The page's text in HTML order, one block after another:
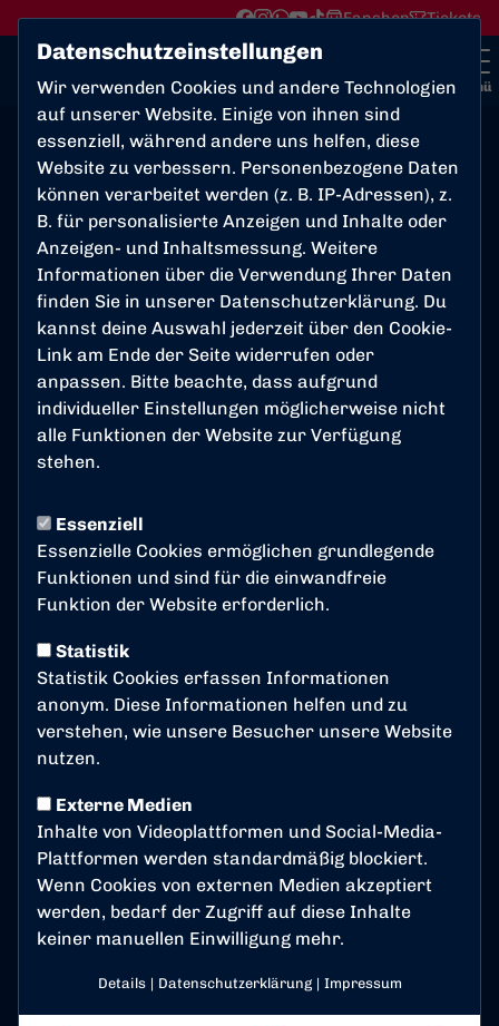
Datenschutzeinstellungen
Wir verwenden Cookies und andere Technologien
auf unserer Website. Einige von ihnen sind
essenziell, während andere uns helfen, diese
Website zu verbessern. Personenbezogene Daten
können verarbeitet werden (z. B. IP-Adressen), z.
B. für personalisierte Anzeigen und Inhalte oder
Anzeigen- und Inhaltsmessung. Weitere
Informationen über die Verwendung Ihrer Daten
finden Sie in unserer Datenschutzerklärung. Du
kannst deine Auswahl jederzeit über den Cookie-
Link am Ende der Seite widerrufen oder
anpassen. Bitte beachte, dass aufgrund
individueller Einstellungen möglicherweise nicht
alle Funktionen der Website zur Verfügung
stehen.
Essenziell
Essenzielle Cookies ermöglichen grundlegende
Funktionen und sind für die einwandfreie
Funktion der Website erforderlich.
Statistik
Statistik Cookies erfassen Informationen
anonym. Diese Informationen helfen und zu
verstehen, wie unsere Besucher unsere Website
nutzen.
Externe Medien
Inhalte von Videoplattformen und Social-Media-
Plattformen werden standardmäßig blockiert.
Wenn Cookies von externen Medien akzeptiert
werden, bedarf der Zugriff auf diese Inhalte
keiner manuellen Einwilligung mehr.
Details | Datenschutzerklärung | Impressum
Fanshop Tickets
Menü
Sparkasse KölnBonn
Die Sparkasse KölnBonn unterstützt jedes Jahr allein
in Bonn über 400 Vereine und Initiativen – darunter
seit langem auch den Bonner SC. Seit 2013 sind wir
stolz darauf, Hauptsponsor des BSC sein zu können.
Der bekannte Name, die jüngsten sportlichen Erfolge
und das engagierte Team bieten uns gute Anlässe zur
Präsentation der Marke und der Produkte der
Sparkasse KölnBonn. Insbesondere für unsere „För-
üch-do“-Imagekampagne mit den roten
Sparkassenbänken ist der Bonner SC ein exzellenter
zuletzt bei Trainer und Mannschaft. Wir sind för üch
do!
https://www.sparkasse-koelnbonn.de/de/home.html